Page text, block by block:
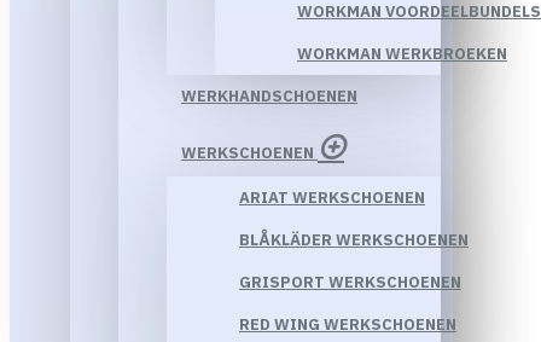
WORKMAN VOORDEELBUNDELS
WORKMAN WERKBROEKEN
WERKHANDSCHOENEN
WERKSCHOENEN
ARIAT WERKSCHOENEN
BLÅKLÄDER WERKSCHOENEN
GRISPORT WERKSCHOENEN
RED WING WERKSCHOENEN